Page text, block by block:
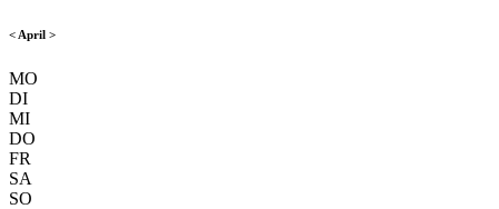
< April >
MO
DI
MI
DO
FR
SA
SO